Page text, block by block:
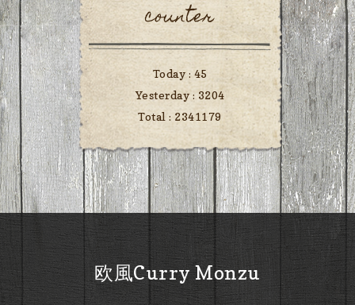
counter
Today : 45
Yesterday : 3204
Total : 2341179
欧風Curry Monzu